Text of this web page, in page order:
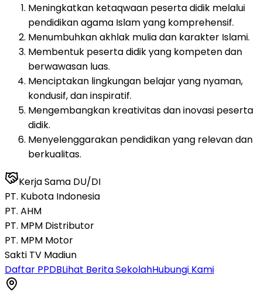
Meningkatkan ketaqwaan peserta didik melalui
pendidikan agama Islam yang komprehensif.
Menumbuhkan akhlak mulia dan karakter Islami.
Membentuk peserta didik yang kompeten dan
berwawasan luas.
Menciptakan lingkungan belajar yang nyaman,
kondusif, dan inspiratif.
Mengembangkan kreativitas dan inovasi peserta
didik.
Menyelenggarakan pendidikan yang relevan dan
berkualitas.
Kerja Sama DU/DI
PT. Kubota Indonesia
PT. AHM
PT. MPM Distributor
PT. MPM Motor
Sakti TV Madiun
Daftar PPDBLihat Berita SekolahHubungi Kami